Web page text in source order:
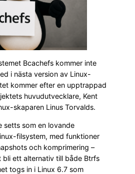
Bcachefs kommer inte
i nästa version av Linux-
kommer efter en upptrappad
huvudutvecklare, Kent
skaparen Linus Torvalds.
setts som en lovande
filsystem, med funktioner
och komprimering –
bli ett alternativ till både Btrfs
togs in i Linux 6.7 som